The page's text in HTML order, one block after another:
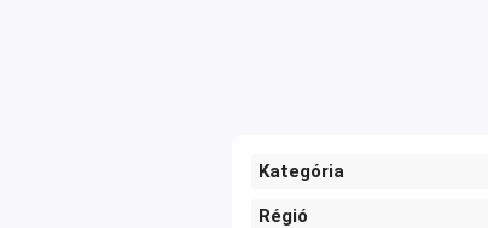
Kategória
Régió